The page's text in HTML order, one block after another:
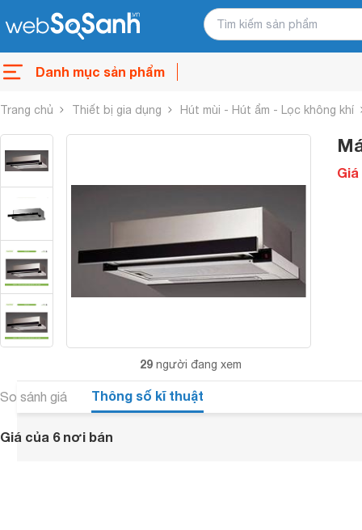
Danh mục sản phẩm
Trang chủ Thiết bị gia dụng Hút mùi - Hút ẩm - Lọc không khí
29 người đang xem
Giá
So sánh giá Thông số kĩ thuật
Giá của 6 nơi bán